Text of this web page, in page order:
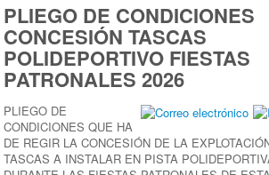
PLIEGO DE CONDICIONES
CONCESIÓN TASCAS
POLIDEPORTIVO FIESTAS
PATRONALES 2026
PLIEGO DE
CONDICIONES QUE HA
DE REGIR LA CONCESIÓN DE LA
TASCAS A INSTALAR EN PISTA